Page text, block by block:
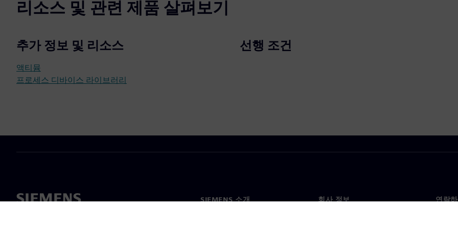
리소스 및 관련 제품 살펴보기
추가 정보 및 리소스
액티뮴
프로세스 디바이스 라이브러리
선행 조건
SIEMENS 소개 회사 정보 연락하